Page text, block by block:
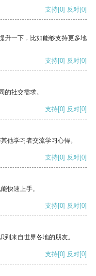
支持[0] 反对[0]
升一下，比如能够支持更多地
支持[0] 反对[0]
的社交需求。
支持[0] 反对[0]
他学习者交流学习心得。
支持[0] 反对[0]
快速上手。
支持[0] 反对[0]
到来自世界各地的朋友。
支持[0] 反对[0]